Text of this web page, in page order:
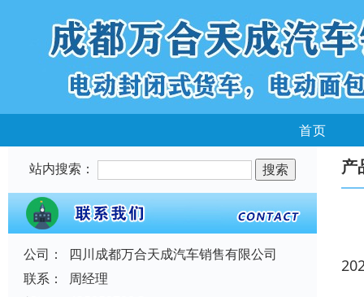
首页
站内搜索：
公司：
四川成都万合天成汽车销售有限公司
联系：
周经理
产